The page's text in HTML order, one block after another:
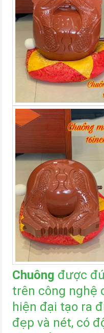
Chuông được
trên công nghệ
hiện đại tạo ra
đẹp và nét, có